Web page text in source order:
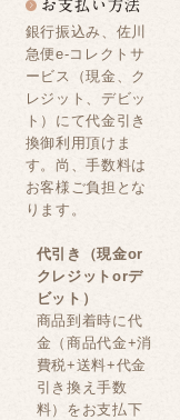
銀行振込み、佐川
急便e-コレクトサ
ービス（現金、ク
レジット、デビッ
ト）にて代金引き
換御利用頂けま
す。尚、手数料は
お客様ご負担とな
ります。
代引き（現金or
クレジットorデ
ビット）
商品到着時に代
金（商品代金+消
費税+送料+代金
引き換え手数
料）をお支払下